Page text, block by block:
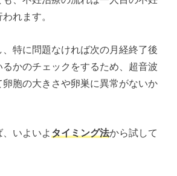
れます。
、特に問題なければ次の月経終了後
かのチェックをするため、超音波
卵胞の大きさや卵巣に異常がないか
いよいよ タイミング法から試して